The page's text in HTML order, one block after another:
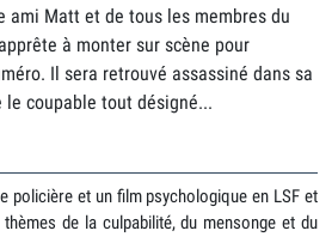
ami Matt et de tous les membres du
à monter sur scène pour
Il sera retrouvé assassiné dans sa
coupable tout désigné...
policière et un film psychologique en LSF et
de la culpabilité, du mensonge et du